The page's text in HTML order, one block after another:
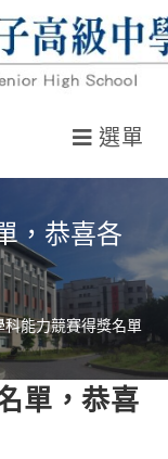
選單
，恭喜各
科能力競賽得獎名單，
單，恭喜